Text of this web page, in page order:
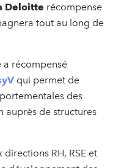
Deloitte récompense
tout au long de
a récompensé
qui permet de
des
auprès de structures
RH, RSE et